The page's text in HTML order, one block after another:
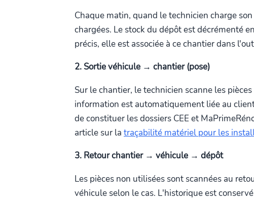
Chaque matin, quand le technicien charge
chargées. Le stock du dépôt est décrémenté
précis, elle est associée à ce chantier dans
2. Sortie véhicule → chantier (pose)
Sur le chantier, le technicien scanne les
information est automatiquement liée au
de constituer les dossiers CEE et
article sur la traçabilité matériel pour les
3. Retour chantier → véhicule → dépôt
Les pièces non utilisées sont scannées au
véhicule selon le cas. L'historique est